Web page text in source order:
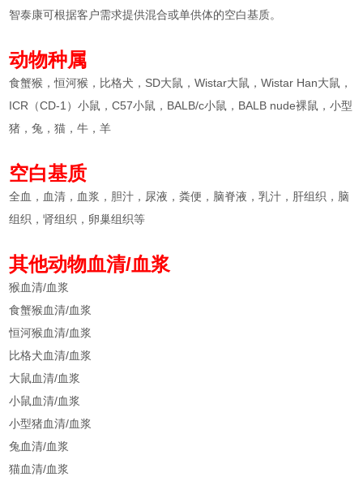
智泰康可根据客户需求提供混合或单供体的空白基质。
动物种属
食蟹猴，恒河猴，比格犬，SD大鼠，Wistar大鼠，Wistar Han大鼠，
ICR（CD-1）小鼠，C57小鼠，BALB/c小鼠，BALB nude裸鼠，小型
猪，兔，猫，牛，羊
空白基质
全血，血清，血浆，胆汁，尿液，粪便，脑脊液，乳汁，肝组织，脑
组织，肾组织，卵巢组织等
其他动物血清/血浆
猴血清/血浆
食蟹猴血清/血浆
恒河猴血清/血浆
比格犬血清/血浆
大鼠血清/血浆
小鼠血清/血浆
小型猪血清/血浆
兔血清/血浆
猫血清/血浆